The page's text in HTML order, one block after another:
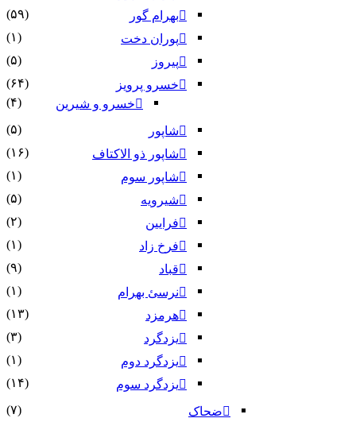
بهرام گور
(۵۹)
پوران دخت
(۱)
پیروز
(۵)
خسرو پرویز
(۶۴)
خسرو و شیرین
(۴)
شاپور
(۵)
شاپور ذو الاکتاف
(۱۶)
شاپور سوم‏
(۱)
شیرویه
(۵)
فرایین
(۲)
فرخ زاد
(۱)
قباد
(۹)
نرسئ بهرام‏
(۱)
هرمزد
(۱۳)
یزدگرد
(۳)
یزدگرد دوم
(۱)
یزدگرد سوم
(۱۴)
ضحاک
(۷)